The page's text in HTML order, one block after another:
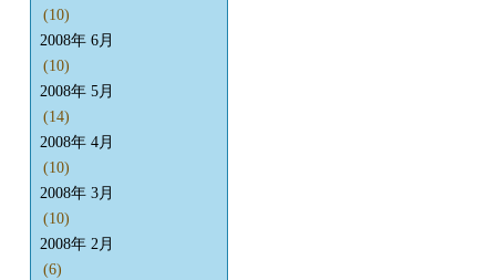
(10)
2008年 6月
(10)
2008年 5月
(14)
2008年 4月
(10)
2008年 3月
(10)
2008年 2月
(6)